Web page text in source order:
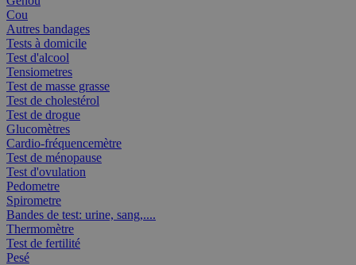
Cou
Autres bandages
Tests à domicile
Test d'alcool
Tensiometres
Test de masse grasse
Test de cholestérol
Test de drogue
Glucomètres
Cardio-fréquencemètre
Test de ménopause
Test d'ovulation
Pedometre
Spirometre
Bandes de test: urine, sang,....
Thermomètre
Test de fertilité
Pesé